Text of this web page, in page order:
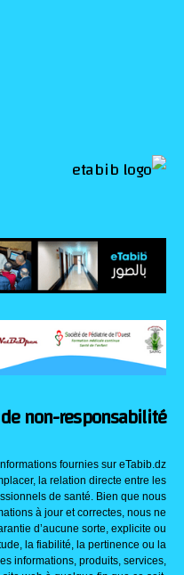
non-responsabilité
fournies sur eTabib.dz
la relation directe entre les
de santé. Bien que nous
à jour et correctes, nous ne
d’aucune sorte, explicite ou
la fiabilité, la pertinence ou la
informations, produits, services,